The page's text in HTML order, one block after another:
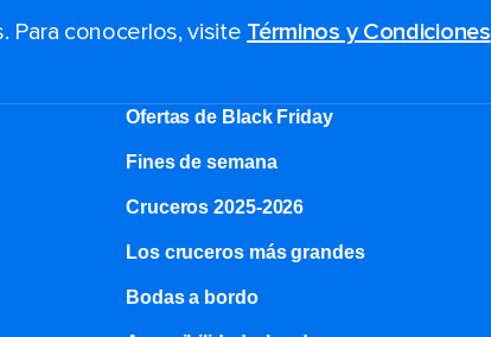
Para conocerlos, visite Términos y Condiciones
Ofertas de Black Friday
Fines de semana
Cruceros 2025-2026
Los cruceros más grandes
Bodas a bordo